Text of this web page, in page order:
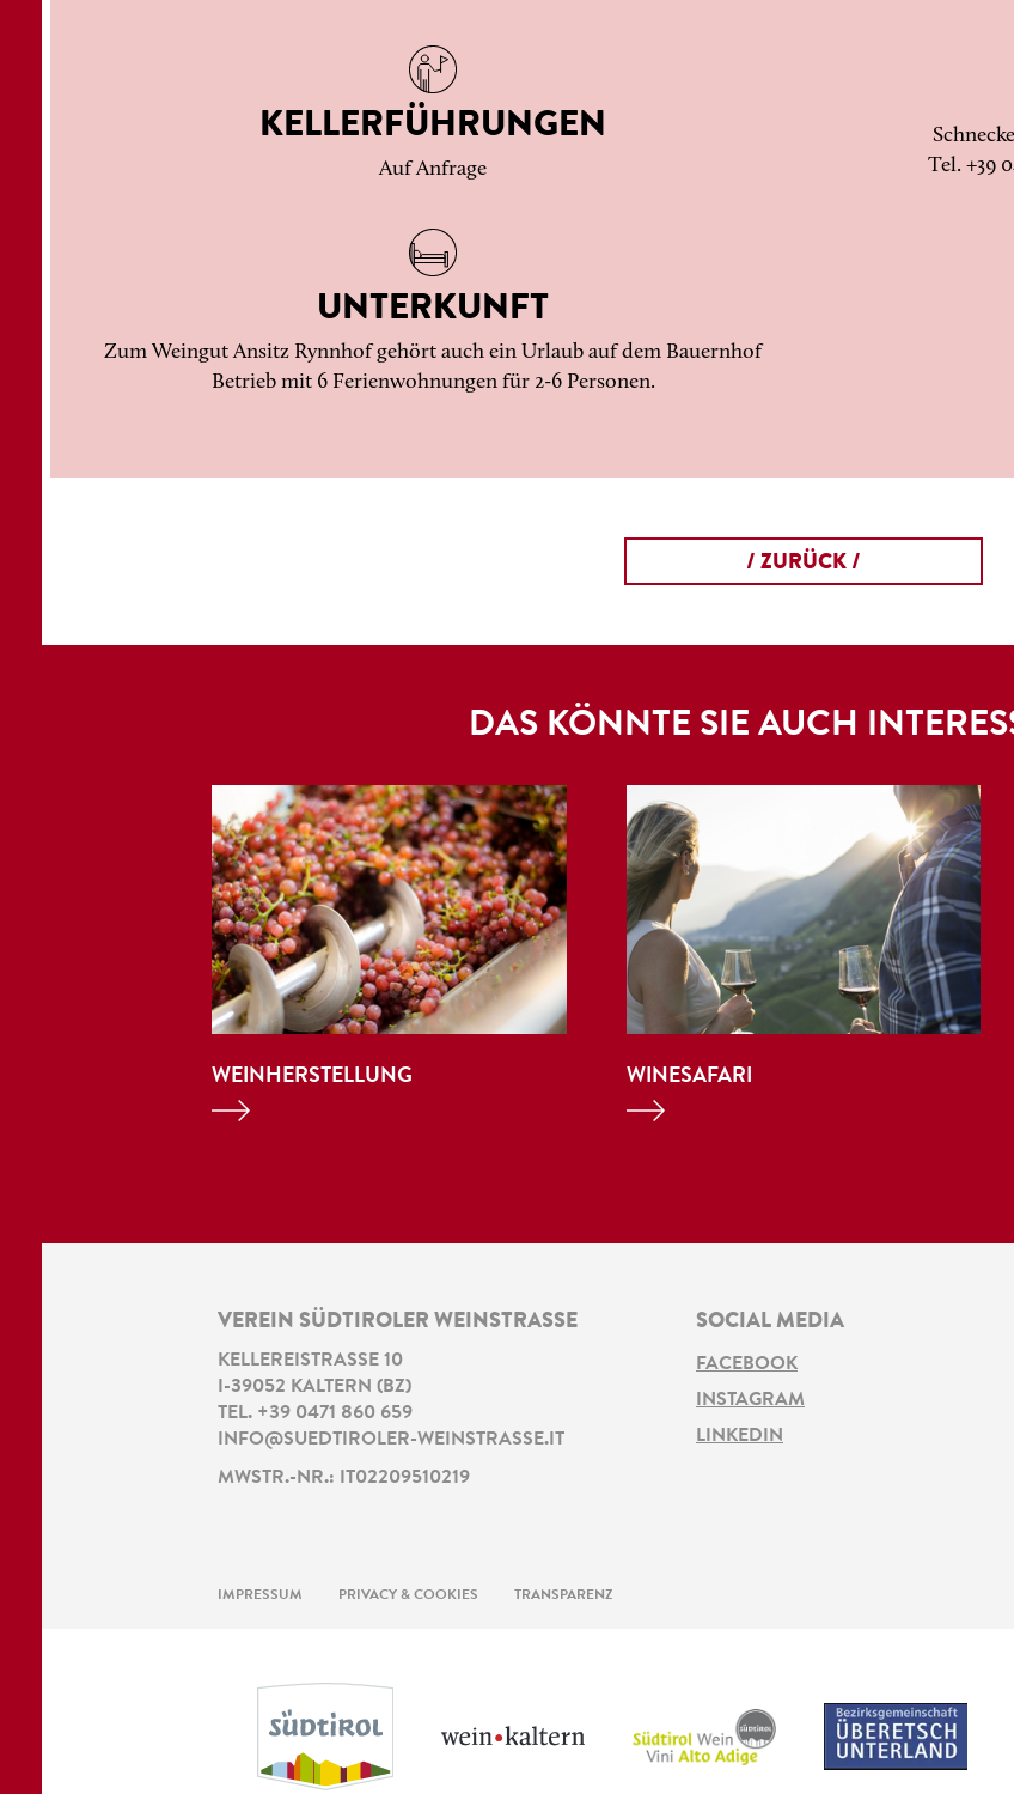
KELLERFÜHRUNGEN
Auf Anfrage
UNTERKUNFT
Zum Weingut Ansitz Rynnhof gehört auch ein Urlaub auf dem Bauernhof
Betrieb mit 6 Ferienwohnungen für 2-6 Personen.
Tel. +39
/ ZURÜCK /
DAS KÖNNTE SIE AUCH
WEINHERSTELLUNG WINESAFARI
VEREIN SÜDTIROLER WEINSTRASSE
KELLEREISTRASSE 10
-39052 KALTERN (BZ)
TEL. +39 0471 860 659
INFO@SUEDTIROLER-WEINSTRASSE.IT
MWSTR.-NR.: IT02209510219
SOCIAL MEDIA
FACEBOOK
INSTAGRAM
LINKEDIN
IMPRESSUM PRIVACY & COOKIES TRANSPARENZ